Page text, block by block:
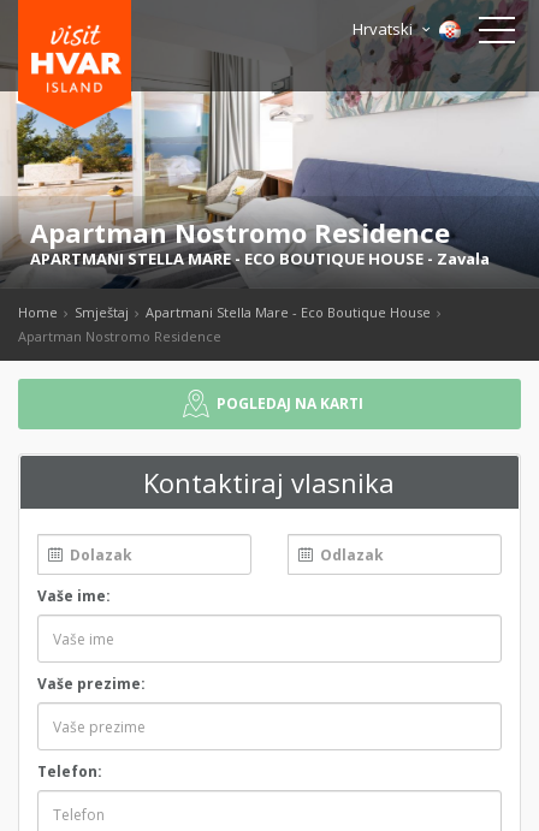
Hrvatski
Apartman Nostromo Residence
APARTMANI STELLA MARE - ECO BOUTIQUE HOUSE - Zavala
Home Smještaj
Apartmani Stella Mare - Eco Boutique House
Apartman Nostromo Residence
POGLEDAJ NA KARTI
Kontaktiraj vlasnika
Vaše ime:
Vaše prezime:
Telefon: